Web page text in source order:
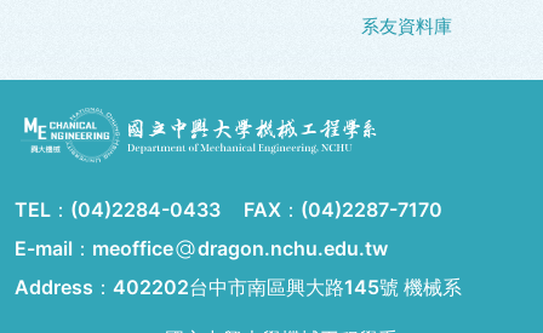
系友資料庫
TEL： (04)2284-0433 FAX： (04)2287-7170
E-mail：meoffice
dragon.nchu.edu.tw
Address： 402202台中市南區興大路145號 機械系